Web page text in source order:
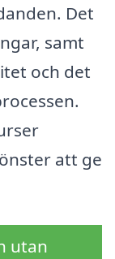
Det
samt
och det
att ge
utan